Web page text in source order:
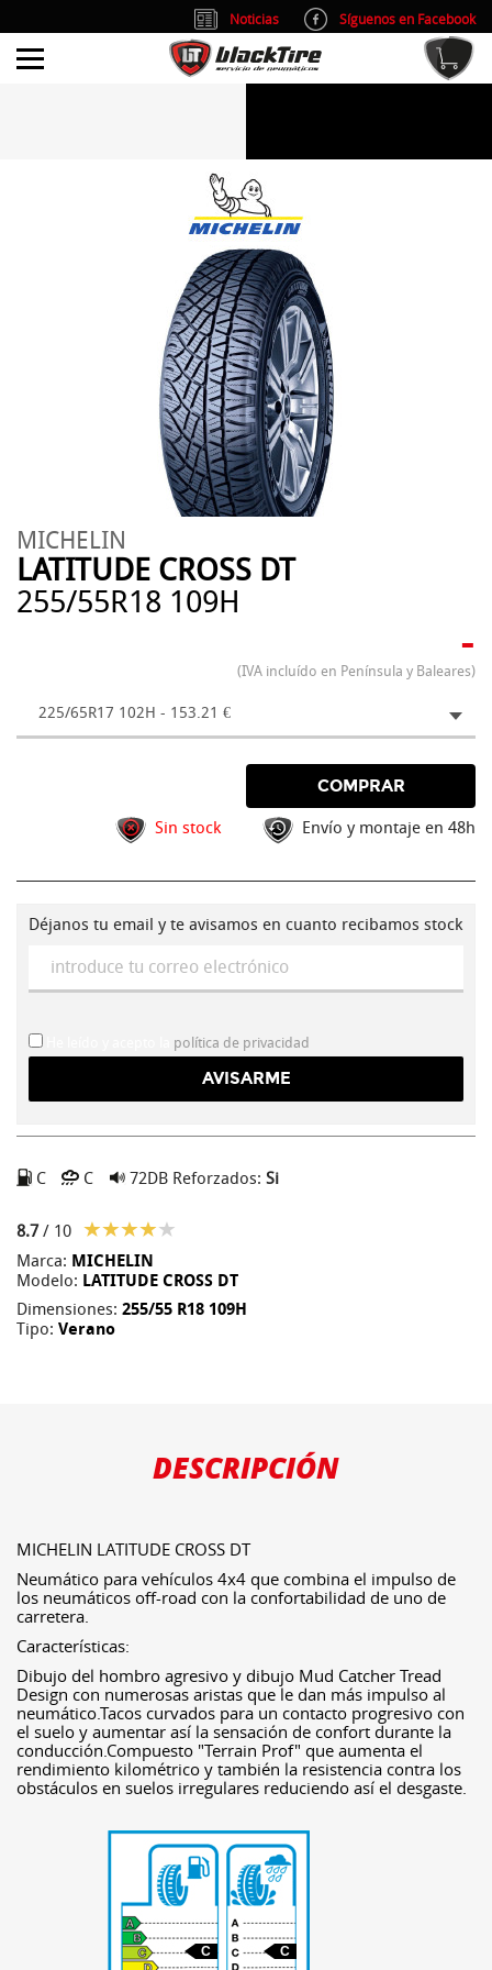
MICHELIN
LATITUDE CROSS DT
255/55R18 109H
-
(IVA incluído en Península y Baleares)
225/65R17 102H - 153.21 €
COMPRAR
Sin stock Envío y montaje en 48h
Déjanos tu email y te avisamos en cuanto recibamos stock
política de privacidad
C C 72DB Reforzados: Si
8.7/ 10
Marca: MICHELIN
Modelo: LATITUDE CROSS DT
Dimensiones: 255/55 R18 109H
Tipo: Verano
DESCRIPCIÓN
MICHELIN LATITUDE CROSS DT
Neumático para vehículos 4x4 que combina el impulso de
los neumáticos off-road con la confortabilidad de uno de
carretera.
Características:
Dibujo del hombro agresivo y dibujo Mud Catcher Tread
Design con numerosas aristas que le dan más impulso al
neumático.Tacos curvados para un contacto progresivo con
el suelo y aumentar así la sensación de confort durante la
conducción.Compuesto "Terrain Prof" que aumenta el
rendimiento kilométrico y también la resistencia contra los
obstáculos en suelos irregulares reduciendo así el desgaste.
C C
Noticias
Síguenos en Facebook
info@blacktire.es
Atención al cliente: L/V 9:00-14:00 y 15:00-19:00